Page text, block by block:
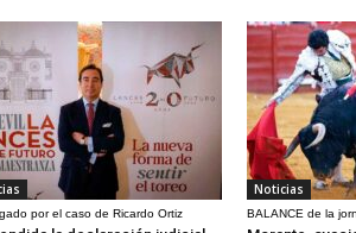
por el caso de Ricardo Ortiz
Noticias
BALANCE de la